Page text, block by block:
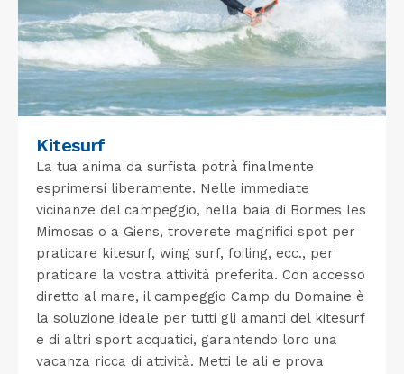
Kitesurf
La tua anima da surfista potrà finalmente
esprimersi liberamente. Nelle immediate
vicinanze del campeggio, nella baia di Bormes les
Mimosas o a Giens, troverete magnifici spot per
praticare kitesurf, wing surf, foiling, ecc., per
praticare la vostra attività preferita. Con accesso
diretto al mare, il campeggio Camp du Domaine è
la soluzione ideale per tutti gli amanti del kitesurf
e di altri sport acquatici, garantendo loro una
vacanza ricca di attività. Metti le ali e prova